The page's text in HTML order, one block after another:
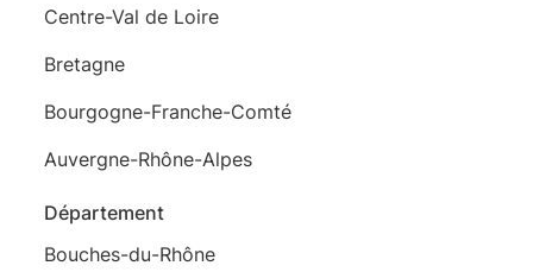
Centre-Val de Loire
Bretagne
Bourgogne-Franche-Comté
Auvergne-Rhône-Alpes
Département
Bouches-du-Rhône